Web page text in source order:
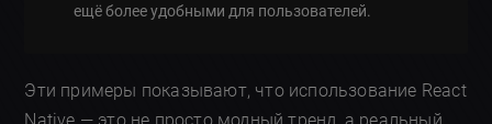
ещё более удобными для пользователей.
Эти примеры показывают, что использование React